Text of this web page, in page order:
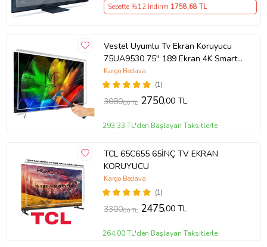
Sepette %12 İndirim 1758,68 TL
Vestel Uyumlu Tv Ekran Koruyucu
75UA9530 75'' 189 Ekran 4K Smart
Android TV
(1)
Kargo Bedava
3080,00 TL 2750,00 TL
293,33 TL'den Başlayan Taksitlerle
TCL 65C655 65İNÇ TV EKRAN
KORUYUCU
(1)
Kargo Bedava
3300,00 TL 2475,00 TL
264,00 TL'den Başlayan Taksitlerle